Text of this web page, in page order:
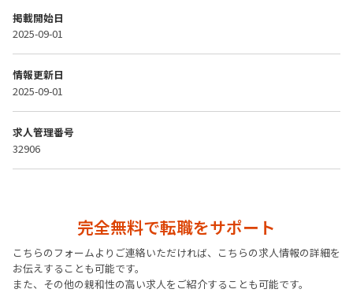
掲載開始日
2025-09-01
情報更新日
2025-09-01
求人管理番号
32906
完全無料で転職をサポート
こちらのフォームよりご連絡いただければ、こちらの求人情報の詳細を
お伝えすることも可能です。
また、その他の親和性の高い求人をご紹介することも可能です。